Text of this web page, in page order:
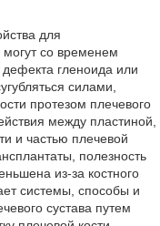
для
могут со временем
дефекта гленоида или
силами,
протезом плечевого
между пластиной,
и частью плечевой
полезность
из-за костного
системы, способы и
сустава путем